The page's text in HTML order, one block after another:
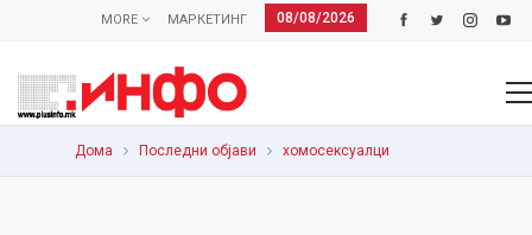
08/08/2026
МАРКЕТИНГ
MORE
Дома Последни објави хомосексуалци